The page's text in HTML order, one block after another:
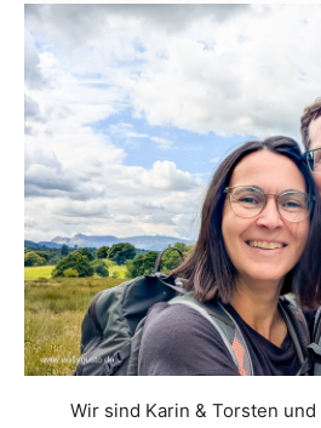
Wir sind Karin & Torsten